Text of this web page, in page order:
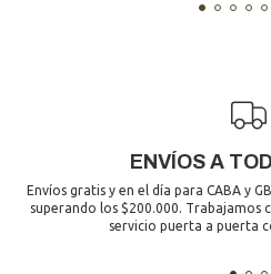
ENVÍOS A
Envíos gratis y en el día para CABA y
superando los $200.000. Trabajamos
servicio puerta a puerta